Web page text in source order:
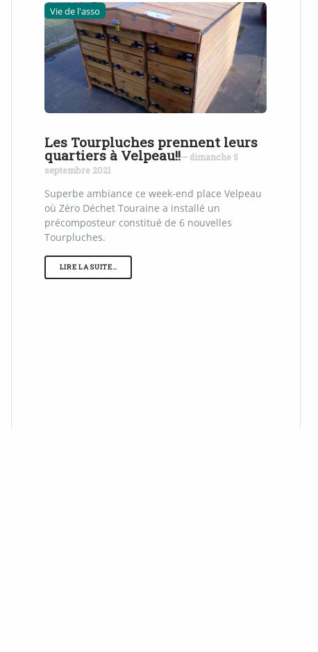
Vie de l'asso
Les Tourpluches prennent leurs
quartiers à Velpeau!!— dimanche 5
septembre 2021
Superbe ambiance ce week-end place Velpeau
où Zéro Déchet Touraine a installé un
précomposteur constitué de 6 nouvelles
Tourpluches.
LIRE LA SUITE…